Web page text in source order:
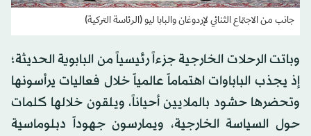
جانب من الاجتماع الثنائي لإردوغان والبابا ليو (الرئاسة التركية)
وباتت الرحلات الخارجية جزءاً رئيسياً من البابوية الحديثة؛
إذ يجذب الباباوات اهتماماً عالمياً خلال فعاليات يرأسونها
وتحضرها حشود بالملايين أحياناً، ويلقون خلالها كلمات
حول السياسة الخارجية، ويمارسون جهوداً دبلوماسية